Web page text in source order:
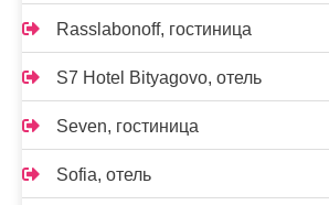
Rasslabonoff, гостиница
S7 Hotel Bityagovo, отель
Seven, гостиница
Sofia, отель